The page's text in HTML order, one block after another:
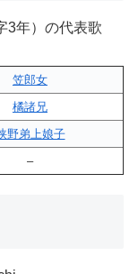
3年）の代表歌
笠郎女
橘諸兄
野弟上娘子
–